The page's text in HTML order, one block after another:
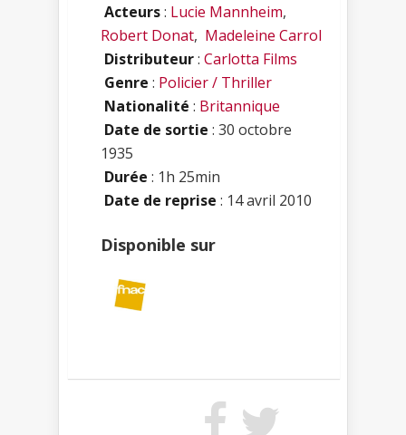
Acteurs: Lucie Mannheim,
Robert Donat, Madeleine Carrol
Distributeur: Carlotta Films
Genre : Policier / Thriller
Nationalité : Britannique
Date de sortie : 30 octobre
1935
Durée : 1h 25min
Date de reprise : 14 avril 2010
Disponible sur